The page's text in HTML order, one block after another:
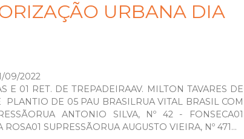
URBANA DIA
09/2022
E 01 RET. DE TREPADEIRAAV. MILTON TAVARES DE
DE 05 PAU BRASILRUA VITAL BRASIL COM
ANTONIO SILVA, Nº 42 - FONSECA01
SUPRESSÃORUA AUGUSTO VIEIRA, Nº 471...